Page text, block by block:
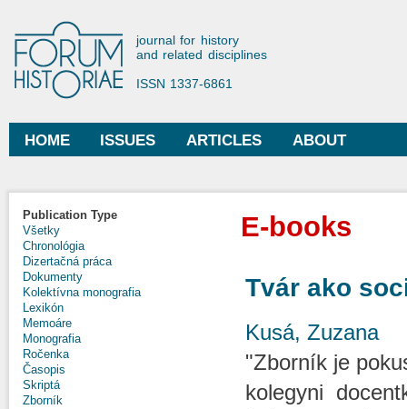
Forum Historiae
journal for history
and related disciplines
ISSN 1337-6861
Main menu
HOME ISSUES ARTICLES ABOUT
Publication Type
Všetky
Chronológia
Dizertačná práca
Dokumenty
Kolektívna monografia
Lexikón
Memoáre
Monografia
Ročenka
Časopis
Skriptá
Zborník
E-books
Tvár ako
Kusá, Zuzana
"Zborník je
kolegyni